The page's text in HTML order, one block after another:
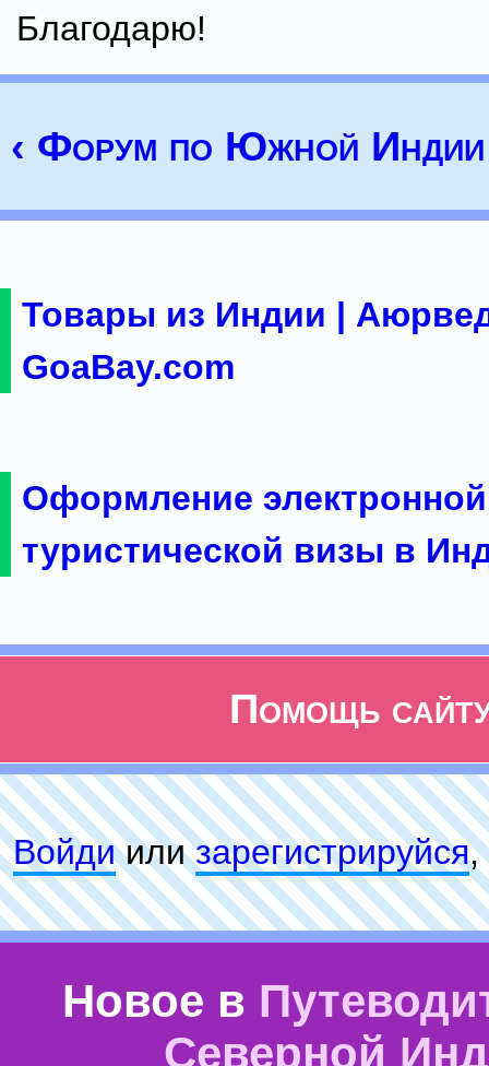
Благодарю!
‹ Форум по Южной
Товары из Индии |
GoaBay.com
Оформление электронной
туристической визы в
Помощь
Войдиилизарeгиcтpируйся,
Новое в
Северной